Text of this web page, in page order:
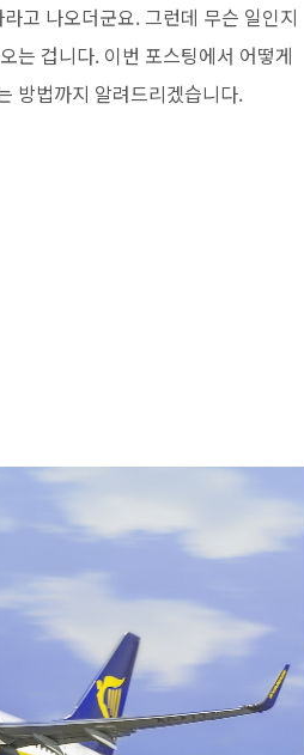
고 나오더군요. 그런데 무슨 일인지
는 겁니다. 이번 포스팅에서 어떻게
방법까지 알려드리겠습니다.